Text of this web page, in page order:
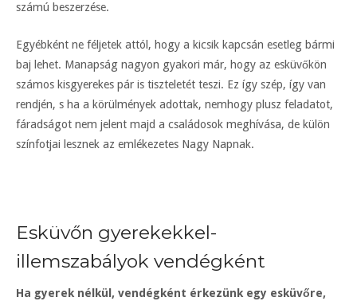
számú beszerzése.
Egyébként ne féljetek attól, hogy a kicsik kapcsán esetleg bármi
baj lehet. Manapság nagyon gyakori már, hogy az esküvőkön
számos kisgyerekes pár is tiszteletét teszi. Ez így szép, így van
rendjén, s ha a körülmények adottak, nemhogy plusz feladatot,
fáradságot nem jelent majd a családosok meghívása, de külön
színfotjai lesznek az emlékezetes Nagy Napnak.
Esküvőn gyerekekkel-
illemszabályok vendégként
Ha gyerek nélkül, vendégként érkezünk egy esküvőre,